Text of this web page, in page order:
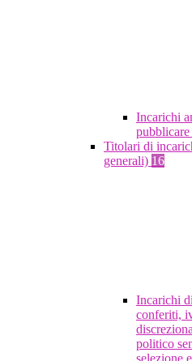
Incarichi
Titolari di
generali) 16
Incarichi
conferiti,
politico